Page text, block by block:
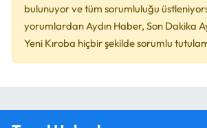
bulunuyor ve tüm sorumluluğu
yorumlardan Aydın Haber, Son Dakika
Yeni Kıroba hiçbir şekilde sorumlu